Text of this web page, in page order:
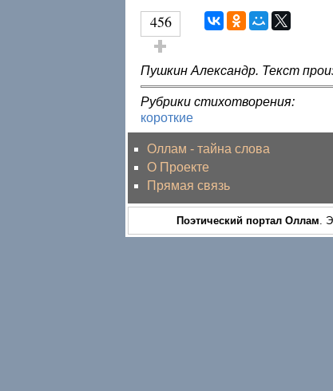
456
Голос за!
Пушкин Александр. Текст
Рубрики стихотворения:
короткие
Оллам - тайна слова
О Проекте
Прямая связь
Поэтический портал Оллам .